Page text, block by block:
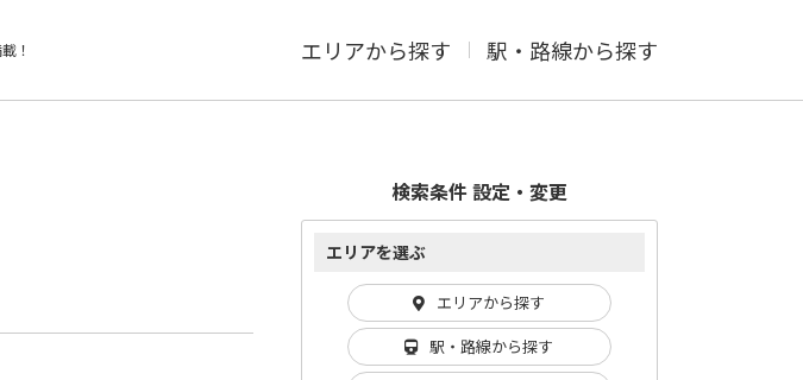
！ エリアから探す 駅・路線から探す
検索条件 設定・変更
エリアを選ぶ
エリアから探す
駅・路線から探す